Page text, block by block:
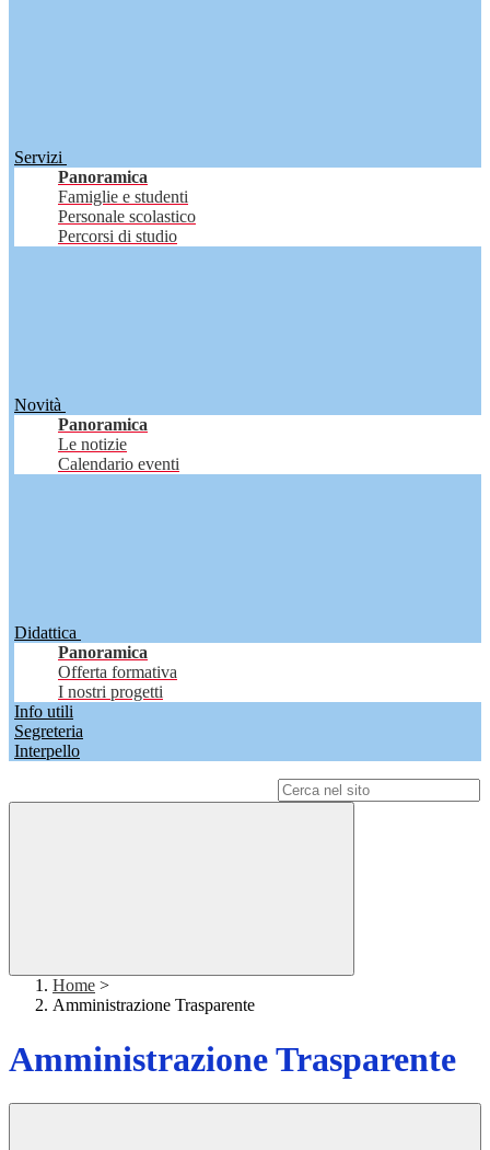
Servizi
Panoramica
Famiglie e studenti
Personale scolastico
Percorsi di studio
Novità
Panoramica
Le notizie
Calendario eventi
Didattica
Panoramica
Offerta formativa
I nostri progetti
Info utili
Segreteria
Interpello
Home >
Amministrazione Trasparente
Amministrazione Trasparente